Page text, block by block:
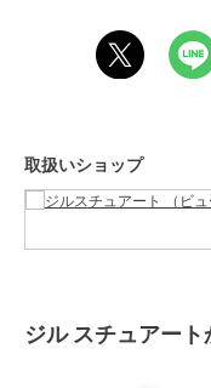
す
メ
取扱いショップ
ジル スチュアー